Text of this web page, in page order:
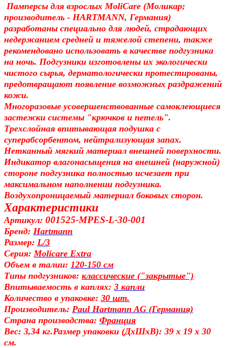
Памперсы для взрослых MoliCare (Моликар;
производитель - HARTMANN, Германия)
разработаны специально для людей, страдающих
недержанием средней и тяжелой степени, также
рекомендовано использовать в качестве подгузника
на ночь. Подгузники изготовлены их экологически
чистого сырья, дерматологически протестированы,
предотвращают появление возможных раздражений
кожи.
Многоразовые усовершенствованные самоклеющиеся
застежки системы "крючков и петель".
Трехслойная впитывающая подушка с
суперабсорбентом, нейтрализующая запах.
Нетканный мягкий материал внешней поверхности.
Индикатор влагонасыщения на внешней (наружной)
стороне подгузника полностью исчезает при
максимальном наполнении подгузника.
Воздухопроницаемый материал боковых сторон.
Характеристики
Артикул: 001525-MPES-L-30-001
Бренд: Hartmann
Размер: L/3
Серия: Molicare Extra
Объем в талии: 120-150 см
Типы подгузников: классические ("закрытые")
Впитываемость в каплях: 3 капли
Количество в упаковке: 30 шт.
Производитель: Paul Hartmann AG (Германия)
Страна производства: Франция
Вес: 3,34 кг.Размер упаковки (ДхШхВ): 39 x 19 x 30
см.